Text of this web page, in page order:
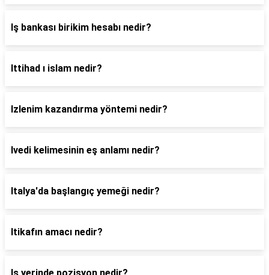
Iş bankası birikim hesabı nedir?
Ittihad ı islam nedir?
Izlenim kazandırma yöntemi nedir?
Ivedi kelimesinin eş anlamı nedir?
Italya'da başlangıç yemeği nedir?
Itikafın amacı nedir?